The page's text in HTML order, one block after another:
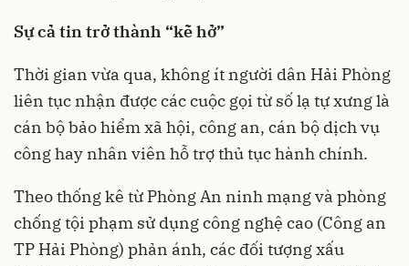
Sự cả tin trở thành “kẽ hở”
Thời gian vừa qua, không ít người dân Hải Phòng
liên tục nhận được các cuộc gọi từ số lạ tự xưng là
cán bộ bảo hiểm xã hội, công an, cán bộ dịch vụ
công hay nhân viên hỗ trợ thủ tục hành chính.
Theo thống kê từ Phòng An ninh mạng và phòng
chống tội phạm sử dụng công nghệ cao (Công an
TP Hải Phòng) phản ánh, các đối tượng xấu